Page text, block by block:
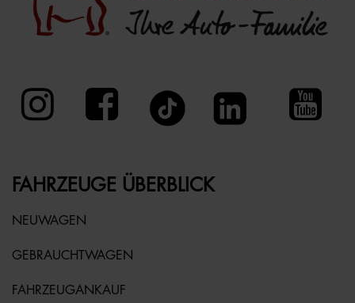
FAHRZEUGE ÜBERBLICK
NEUWAGEN
GEBRAUCHTWAGEN
FAHRZEUGANKAUF